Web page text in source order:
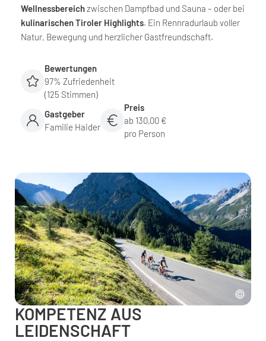
Wellnessbereichzwischen Dampfbad und Sauna – oder bei
kulinarischen Tiroler Highlights. Ein Rennradurlaub voller
Natur, Bewegung und herzlicher Gastfreundschaft.
Bewertungen
97% Zufriedenheit
(125 Stimmen)
Gastgeber
Familie Haider
Preis
ab 130,00 €
pro Person
KOMPETENZ AUS
LEIDENSCHAFT